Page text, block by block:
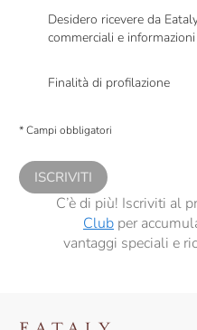
Desidero ricevere da
commerciali e
Finalità di profilazione
comunicazioni commerciali
* Campi obbligatori
ISCRIVITI
C’è di più! Iscriviti al
Clubper
vantaggi speciali e